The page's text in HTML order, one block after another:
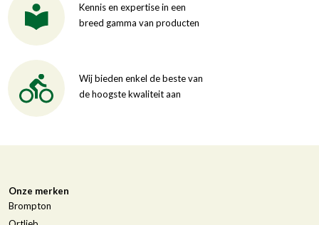
Kennis en expertise in een
breed gamma van producten
Wij bieden enkel de beste van
de hoogste kwaliteit aan
Onze merken
Brompton